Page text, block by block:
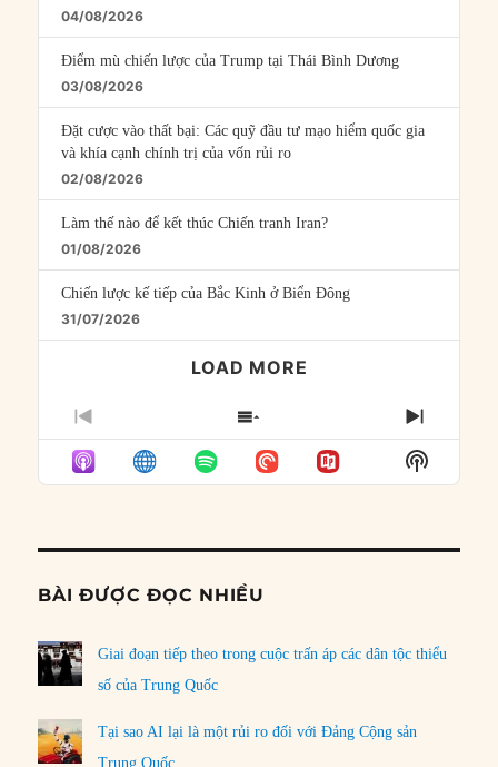
04/08/2026
Điểm mù chiến lược của Trump tại Thái Bình Dương
03/08/2026
Đặt cược vào thất bại: Các quỹ đầu tư mạo hiểm quốc gia
và khía cạnh chính trị của vốn rủi ro
02/08/2026
Làm thế nào để kết thúc Chiến tranh Iran?
01/08/2026
Chiến lược kế tiếp của Bắc Kinh ở Biển Đông
31/07/2026
LOAD MORE
PREVIOUS
EPISODE
SHOW
EPISODES
LIST
NEXT
Show
Podcast
BÀI ĐƯỢC ĐỌC NHIỀU
Giai đoạn tiếp theo trong cuộc trấn áp các dân tộc thiểu
số của Trung Quốc
Tại sao AI lại là một rủi ro đối với Đảng Cộng sản
Trung Quốc